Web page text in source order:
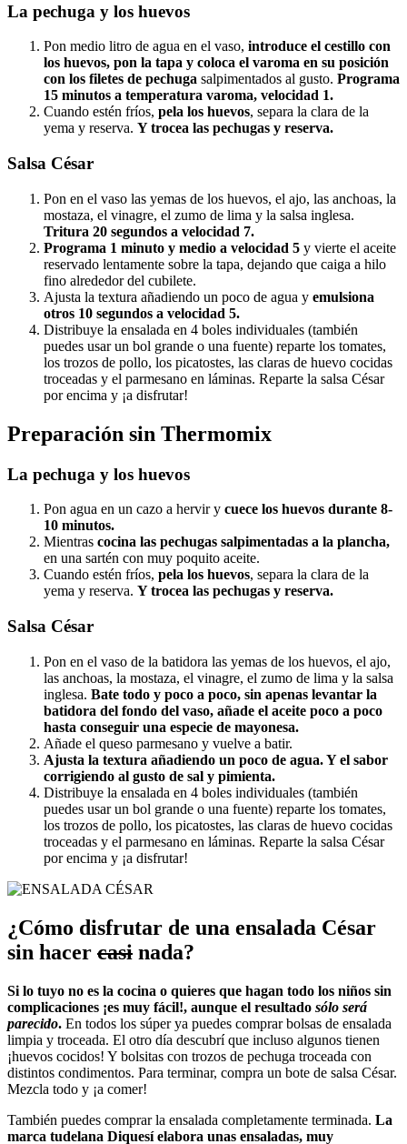
La pechuga y los huevos
Pon medio litro de agua en el vaso, introduce el cestillo con
los huevos, pon la tapa y coloca el varoma en su posición
con los filetes de pechuga salpimentados al gusto. Programa
15 minutos a temperatura varoma, velocidad 1.
Cuando estén fríos, pela los huevos, separa la clara de la
yema y reserva. Y trocea las pechugas y reserva.
Salsa César
Pon en el vaso las yemas de los huevos, el ajo, las anchoas, la
mostaza, el vinagre, el zumo de lima y la salsa inglesa.
Tritura 20 segundos a velocidad 7.
Programa 1 minuto y medio a velocidad 5 y vierte el aceite
reservado lentamente sobre la tapa, dejando que caiga a hilo
fino alrededor del cubilete.
Ajusta la textura añadiendo un poco de agua y emulsiona
otros 10 segundos a velocidad 5.
Distribuye la ensalada en 4 boles individuales (también
puedes usar un bol grande o una fuente) reparte los tomates,
los trozos de pollo, los picatostes, las claras de huevo cocidas
troceadas y el parmesano en láminas. Reparte la salsa César
por encima y ¡a disfrutar!
Preparación sin Thermomix
La pechuga y los huevos
Pon agua en un cazo a hervir y cuece los huevos durante 8-
10 minutos.
Mientras cocina las pechugas salpimentadas a la plancha,
en una sartén con muy poquito aceite.
Cuando estén fríos, pela los huevos, separa la clara de la
yema y reserva. Y trocea las pechugas y reserva.
Salsa César
Pon en el vaso de la batidora las yemas de los huevos, el ajo,
las anchoas, la mostaza, el vinagre, el zumo de lima y la salsa
inglesa. Bate todo y poco a poco, sin apenas levantar la
batidora del fondo del vaso, añade el aceite poco a poco
hasta conseguir una especie de mayonesa.
Añade el queso parmesano y vuelve a batir.
Ajusta la textura añadiendo un poco de agua. Y el sabor
corrigiendo al gusto de sal y pimienta.
Distribuye la ensalada en 4 boles individuales (también
puedes usar un bol grande o una fuente) reparte los tomates,
los trozos de pollo, los picatostes, las claras de huevo cocidas
troceadas y el parmesano en láminas. Reparte la salsa César
por encima y ¡a disfrutar!
¿Cómo disfrutar de una ensalada César
sin hacer casi nada?
Si lo tuyo no es la cocina o quieres que hagan todo los niños sin
complicaciones ¡es muy fácil!, aunque el resultado sólo será
parecido. En todos los súper ya puedes comprar bolsas de ensalada
limpia y troceada. El otro día descubrí que incluso algunos tienen
¡huevos cocidos! Y bolsitas con trozos de pechuga troceada con
distintos condimentos. Para terminar, compra un bote de salsa César.
Mezcla todo y ¡a comer!
También puedes comprar la ensalada completamente terminada. La
marca tudelana Diquesí elabora unas ensaladas, muy